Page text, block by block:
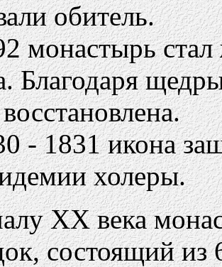
обитель.
монастырь
Благодаря
- 1831 икона
холеры.
XX века
состоящий из